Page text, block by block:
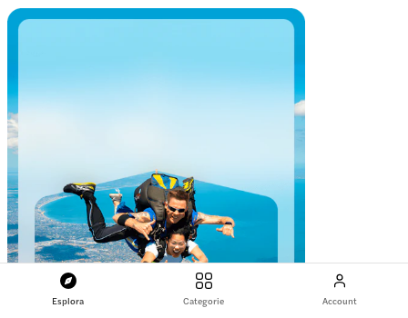
Esplora Categorie Account